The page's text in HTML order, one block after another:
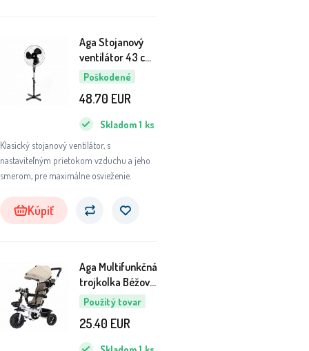
Poškodené
Aga Stojanový
ventilátor 43 cm
Čierny 6DAZ448
- II. AKOSŤ
Klasický stojanový ventilátor, s
nastaviteľným prietokom vzduchu a jeho
smerom, pre maximálne osvieženie.
Skladom 1 ks
48.70 EUR
Kúpiť
Použitý tovar
Aga Multifunkčná
trojkolka Béžová
6DZ142 - II.
AKOSŤ
25.40 EUR